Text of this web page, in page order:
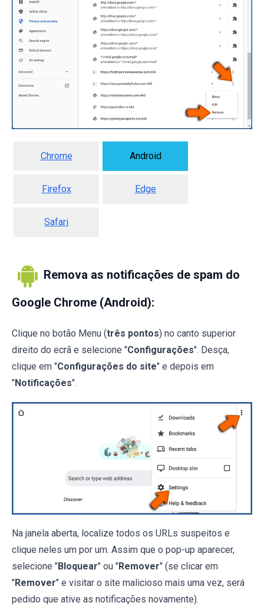
Chrome Android
Firefox Edge
Safari
Remova as notificações de spam do
Google Chrome (Android):
Clique no botão Menu (três pontos) no canto superior
direito do ecrã e selecione "Configurações". Desça,
clique em "Configurações do site" e depois em
"Notificações".
Na janela aberta, localize todos os URLs suspeitos e
clique neles um por um. Assim que o pop-up aparecer,
selecione "Bloquear" ou "Remover" (se clicar em
"Remover" e visitar o site malicioso mais uma vez, será
pedido que ative as notificações novamente).